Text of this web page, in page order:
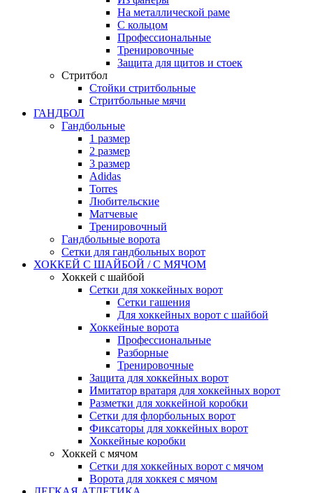
На металлической раме
С кольцом
Профессиональные
Тренировочные
Защита для щитов и стоек
Стритбол
Стойки стритбольные
Стритбольные мячи
ГАНДБОЛ
Гандбольные
1 размер
2 размер
3 размер
Adidas
Torres
Любительские
Матчевые
Тренировочный
Гандбольные ворота
Сетки для гандбольных ворот
ХОККЕЙ С ШАЙБОЙ / С МЯЧОМ
Хоккей с шайбой
Сетки для хоккейных ворот
Сетки гашения
Для хоккейных ворот с шайбой
Хоккейные ворота
Профессиональные
Разборные
Тренировочные
Защита для хоккейных ворот
Имитатор вратаря для хоккейных ворот
Разметки для хоккейной коробки
Сетки для флорбольных ворот
Фиксаторы для хоккейных ворот
Хоккейные коробки
Хоккей с мячом
Сетки для хоккейных ворот с мячом
Ворота для хоккея с мячом